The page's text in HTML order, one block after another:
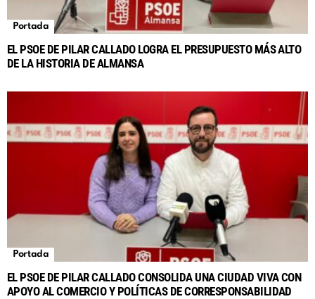
Portada
EL PSOE DE PILAR CALLADO LOGRA EL PRESUPUESTO MÁS ALTO
DE LA HISTORIA DE ALMANSA
Portada
EL PSOE DE PILAR CALLADO CONSOLIDA UNA CIUDAD VIVA CON
APOYO AL COMERCIO Y POLÍTICAS DE CORRESPONSABILIDAD